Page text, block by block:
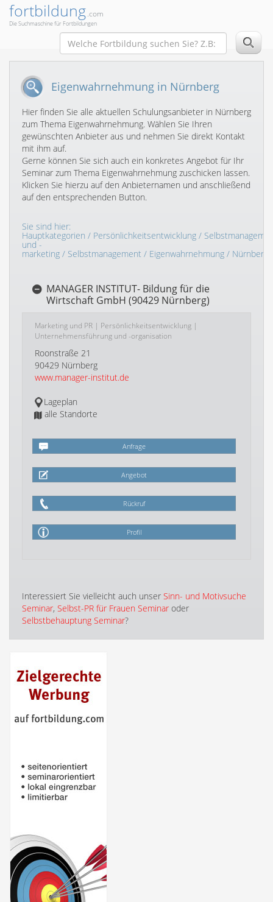
fortbildung.com
Die Suchmaschine für Fortbildungen
Eigenwahrnehmung in Nürnberg
Hier finden Sie alle aktuellen Schulungsanbieter in Nürnberg
zum Thema Eigenwahrnehmung. Wählen Sie Ihren
gewünschten Anbieter aus und nehmen Sie direkt Kontakt
mit ihm auf.
Gerne können Sie sich auch ein konkretes Angebot für Ihr
Seminar zum Thema Eigenwahrnehmung zuschicken lassen.
Klicken Sie hierzu auf den Anbieternamen und anschließend
auf den entsprechenden Button.
Sie sind hier:
Hauptkategorien / Persönlichkeitsentwicklung /
und -
marketing / Selbstmanagement / Eigenwahrnehmung / Nürnberg
MANAGER INSTITUT- Bildung für die
Wirtschaft GmbH (90429 Nürnberg)
Marketing und PR | Persönlichkeitsentwicklung |
Unternehmensführung und -organisation
Roonstraße 21
90429 Nürnberg
www.manager-institut.de
Lageplan
alle Standorte
Anfrage
Angebot
Rückruf
Profil
Interessiert Sie vielleicht auch unser Sinn- und Motivsuche
Seminar, Selbst-PR für Frauen Seminar oder
Selbstbehauptung Seminar?